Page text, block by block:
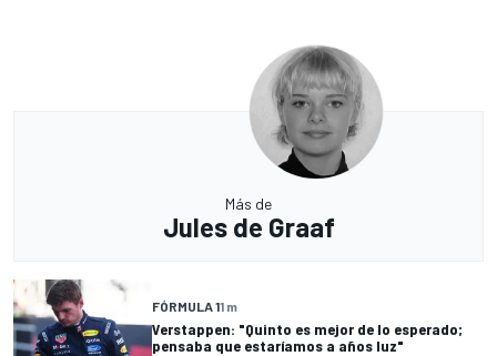
Más de
Jules de Graaf
FÓRMULA 11 m
Verstappen: "Quinto es mejor de lo esperado;
pensaba que estaríamos a años luz"